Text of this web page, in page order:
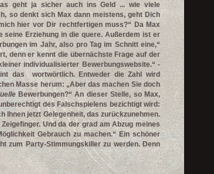
geht ja sicher auch ins Geld ... wie viele
so denkt sich Max dann meistens, geht Dich
hier vor Dir rechtfertigen muss?“ Da Max
Erziehung in die quere. Außerdem ist er
im Jahr, also pro Tag im Schnitt eine,“
denn er kennt die übernächste Frage auf der
individualisierter Bewerbungswebsite.“ -
das wortwörtlich. Entweder die Zahl wird
Masse herum: „Aber das machen Sie doch
Bewerbungen?“ An dieser Stelle, so Max,
des Falschspielens bezichtigt wird:
Ihnen jetzt Gelegenheit, das zurückzunehmen.
Und da der grad am Abzug meines
Gebrauch zu machen.“ Ein schöner
zum Party-Stimmungskiller zu werden. Denn